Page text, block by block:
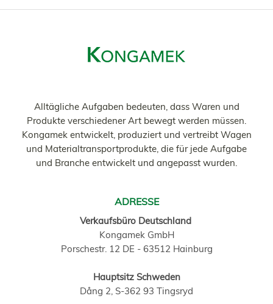
Alltägliche Aufgaben bedeuten, dass Waren und
Produkte verschiedener Art bewegt werden müssen.
Kongamek entwickelt, produziert und vertreibt Wagen
und Materialtransportprodukte, die für jede Aufgabe
und Branche entwickelt und angepasst wurden.
ADRESSE
Verkaufsbüro Deutschland
Kongamek GmbH
Porschestr. 12 DE - 63512 Hainburg
Hauptsitz Schweden
Dång 2, S-362 93 Tingsryd